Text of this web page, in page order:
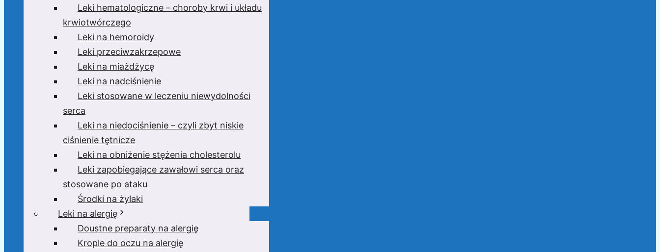
Leki hematologiczne – choroby krwi i układu
krwiotwórczego
Leki na hemoroidy
Leki przeciwzakrzepowe
Leki na miażdżycę
Leki na nadciśnienie
Leki stosowane w leczeniu niewydolności
serca
Leki na niedociśnienie – czyli zbyt niskie
ciśnienie tętnicze
Leki na obniżenie stężenia cholesterolu
Leki zapobiegające zawałowi serca oraz
stosowane po ataku
Środki na żylaki
Leki na alergię
Doustne preparaty na alergię
Krople do oczu na alergię